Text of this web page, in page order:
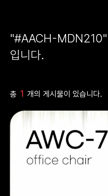
"#AACH-MDN210"
입니다.
총 1 개의 게시물이 있습니다.